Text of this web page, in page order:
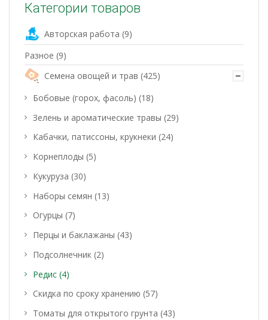
Категории товаров
Авторская работа (9)
Разное (9)
Семена овощей и трав (425)
Бобовые (горох, фасоль) (18)
Зелень и ароматические травы (29)
Кабачки, патиссоны, крукнеки (24)
Корнеплоды (5)
Кукуруза (30)
Наборы семян (13)
Огурцы (7)
Перцы и баклажаны (43)
Подсолнечник (2)
Редис (4)
Скидка по сроку хранению (57)
Томаты для открытого грунта (43)